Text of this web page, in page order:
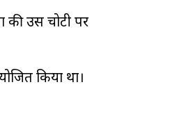
उस चोटी पर
किया था।